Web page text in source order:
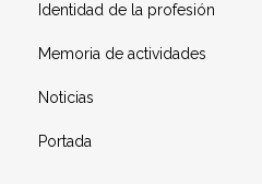
Identidad de la profesión
Memoria de actividades
Noticias
Portada